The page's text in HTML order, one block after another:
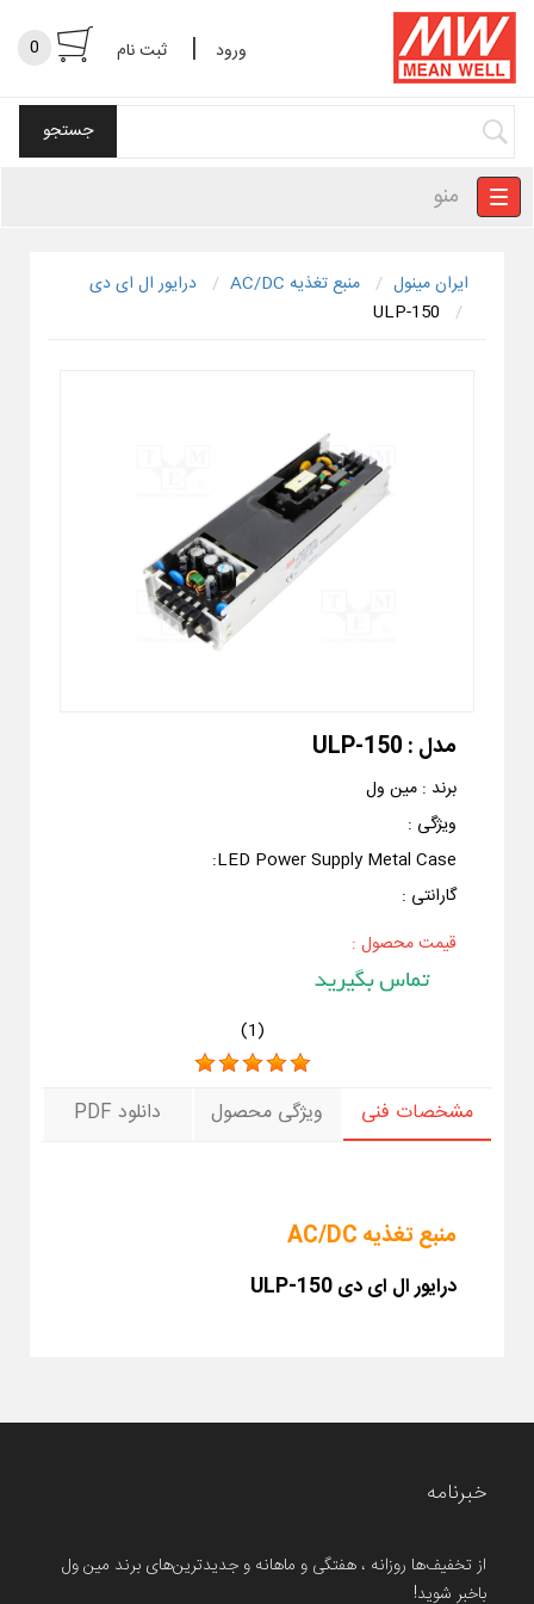
ورود | ثبت نام 0
منو
ایران مینول منبع تغذیه AC/DC
درایور ال ای دی
ULP-150
مدل : ULP-150
برند : مین ول
ویژگی :
LED Power Supply Metal Case
:
گارانتی :
قیمت محصول :
(
1
)
مشخصات فنی ویژگی محصول دانلود PDF
منبع تغذیه AC/DC
درایور ال ای دیULP-150
خبرنامه
از تخفیف‌ها روزانه ، هفتگی و ماهانه و جدیدترین‌های برند مین ول
باخبر شوید!